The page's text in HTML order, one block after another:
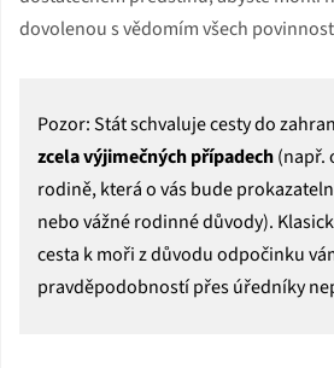
dovolenou s vědomím všech
Pozor: Stát schvaluje cesty do
zcela výjimečných případech(např.
rodině, která o vás bude
nebo vážné rodinné důvody).
cesta k moři z důvodu odpočinku
pravděpodobností přes úředníky